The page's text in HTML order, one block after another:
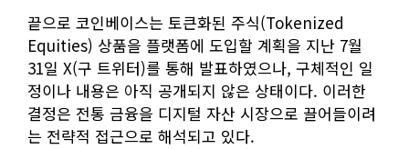
끝으로 코인베이스는 토큰화된 주식(Tokenized
Equities) 상품을 플랫폼에 도입할 계획을 지난 7월
31일 X(구 트위터)를 통해 발표하였으나, 구체적인 일
정이나 내용은 아직 공개되지 않은 상태이다. 이러한
결정은 전통 금융을 디지털 자산 시장으로 끌어들이려
는 전략적 접근으로 해석되고 있다.